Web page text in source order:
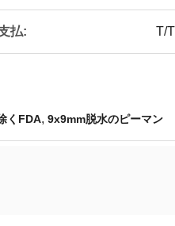
払: T/T
くFDA, 9x9mm脱水のピーマン